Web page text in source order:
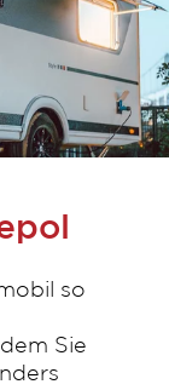
so
Sie